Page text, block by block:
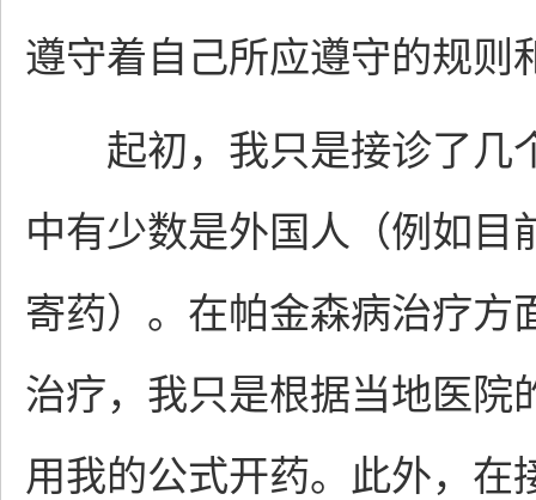
遵守着自己所应遵守的规则
起初，我只是接诊了几
中有少数是外国人（例如目
寄药）。在帕金森病治疗方
治疗，我只是根据当地医院
用我的公式开药。此外，在